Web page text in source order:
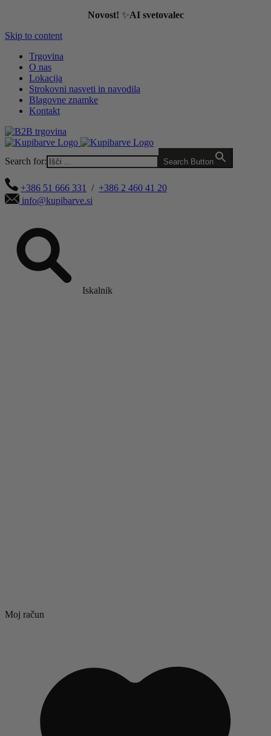
Novost! ✨AI svetovalec
Skip to content
Trgovina
O nas
Lokacija
Strokovni nasveti in navodila
Blagovne znamke
Kontakt
Search for: Search Button
+386 51 666 331 / +386 2 460 41 20
info@kupibarve.si
Iskalnik
Moj račun